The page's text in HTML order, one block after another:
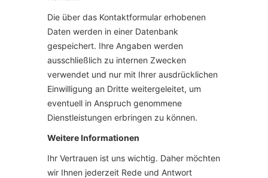
Die über das Kontaktformular erhobenen
Daten werden in einer Datenbank
gespeichert. Ihre Angaben werden
ausschließlich zu internen Zwecken
verwendet und nur mit Ihrer ausdrücklichen
Einwilligung an Dritte weitergeleitet, um
eventuell in Anspruch genommene
Dienstleistungen erbringen zu können.
Weitere Informationen
Ihr Vertrauen ist uns wichtig. Daher möchten
wir Ihnen jederzeit Rede und Antwort